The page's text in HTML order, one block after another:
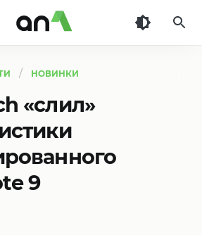
НОВИНКИ
«слил»
9